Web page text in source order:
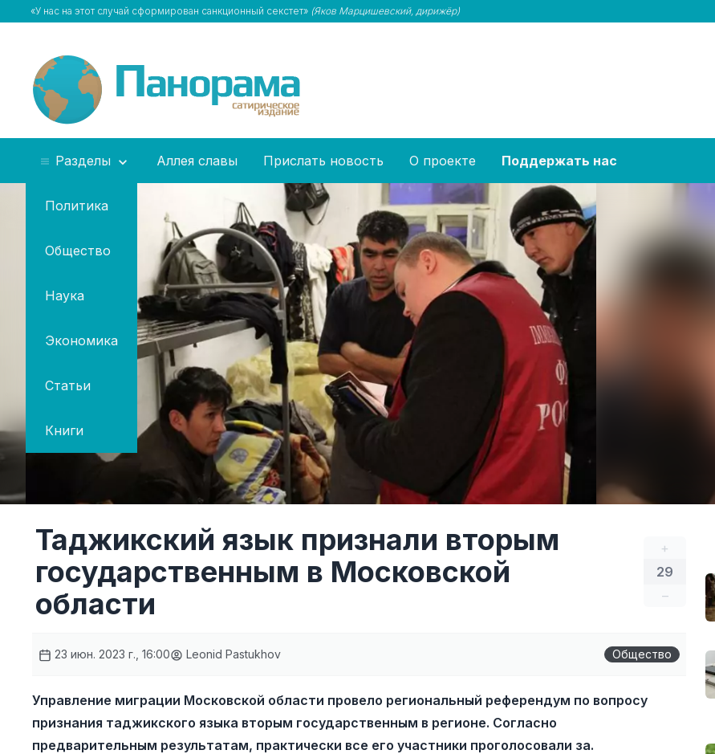
«У нас на этот случай сформирован санкционный секстет» (Яков Марцишевский, дирижёр)
Разделы
Политика
Общество
Наука
Экономика
Статьи
Книги
Аллея славы Прислать новость О проекте Поддержать нас
+
29
–
Таджикский язык признали вторым
государственным в Московской
области
23 июн. 2023 г., 16:00 Leonid Pastukhov Общество
Управление миграции Московской области провело региональный референдум по вопросу
признания таджикского языка вторым государственным в регионе. Согласно
предварительным результатам, практически все его участники проголосовали за.